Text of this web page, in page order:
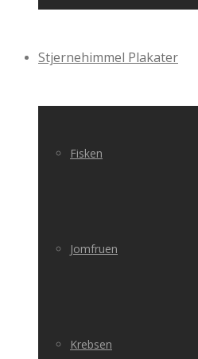
Stjernehimmel Plakater
Fisken
Jomfruen
Krebsen